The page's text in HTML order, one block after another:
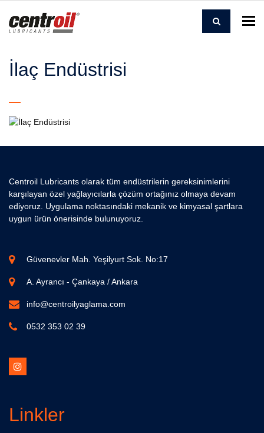
İlaç Endüstrisi
Centroil Lubricants olarak tüm endüstrilerin gereksinimlerini
karşılayan özel yağlayıcılarla çözüm ortağınız olmaya devam
ediyoruz. Uygulama noktasındaki mekanik ve kimyasal şartlara
uygun ürün önerisinde bulunuyoruz.
Güvenevler Mah. Yeşilyurt Sok. No:17
A. Ayrancı - Çankaya / Ankara
info@centroilyaglama.com
0532 353 02 39
Linkler